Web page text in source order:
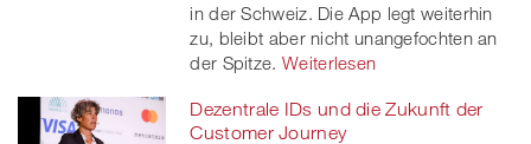
in der Schweiz. Die App legt weiterhin
zu, bleibt aber nicht unangefochten an
der Spitze. Weiterlesen
Dezentrale IDs und die Zukunft der
Customer Journey